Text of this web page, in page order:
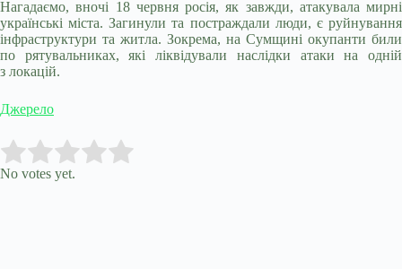
Нагадаємо, вночі 18 червня росія, як завжди, атакувала мирні
українські міста. Загинули та постраждали люди, є руйнування
інфраструктури та житла. Зокрема, на Сумщині окупанти били
по рятувальниках, які ліквідували наслідки атаки на одній
з локацій.
Джерело
Rate this item:
No votes yet.